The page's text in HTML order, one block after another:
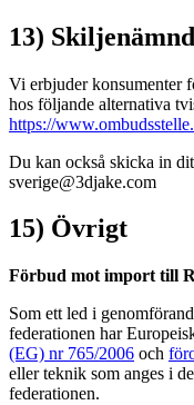
13)
Vi erbjuder konsumenter
hos följande alternativa
https://
Du kan också skicka in
sverige@3djake.com
15) Övrigt
Förbud mot import till
Som ett led i
federationen har
(EG) nr 765/2006 och
eller teknik som anges i
federationen.